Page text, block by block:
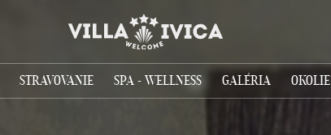
STRAVOVANIE SPA - WELLNESS GALÉRIA OKOLIE